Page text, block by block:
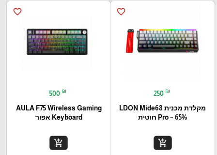
favorite_border
250 ₪
מקלדת מכנית LDON Mide68
Pro – 65% חוטית
add_shopping_cart
favorite_border
500 ₪
AULA F75 Wireless Gaming
Keyboard אפור
add_shopping_cart